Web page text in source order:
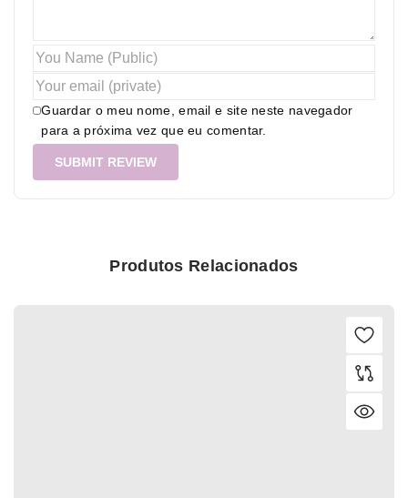
Guardar o meu nome, email e site neste navegador
para a próxima vez que eu comentar.
Produtos Relacionados